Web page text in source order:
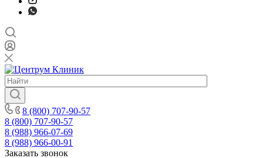
8 (800) 707-90-57
8 (800) 707-90-57
8 (988) 966-07-69
8 (988) 966-00-91
Заказать звонок